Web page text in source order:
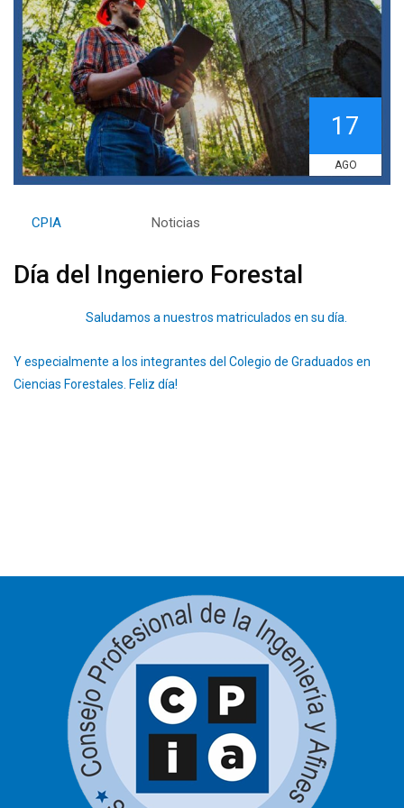
17
AGO
CPIA Noticias
Día del Ingeniero Forestal
Saludamos a nuestros matriculados en su día.
Y especialmente a los integrantes del Colegio de Graduados en
Ciencias Forestales. Feliz día!